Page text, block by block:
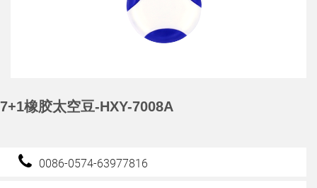
7+1橡胶太空豆-HXY-7008A
0086-0574-63977816